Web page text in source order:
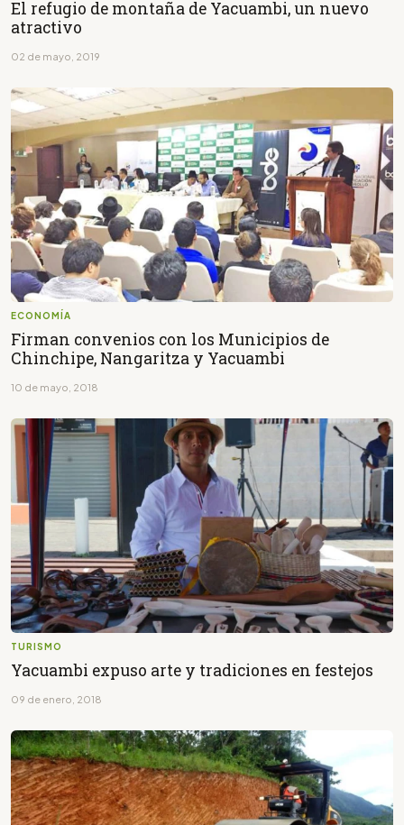
El refugio de montaña de Yacuambi, un nuevo
atractivo
02 de mayo, 2019
ECONOMÍA
Firman convenios con los Municipios de
Chinchipe, Nangaritza y Yacuambi
10 de mayo, 2018
TURISMO
Yacuambi expuso arte y tradiciones en festejos
09 de enero, 2018